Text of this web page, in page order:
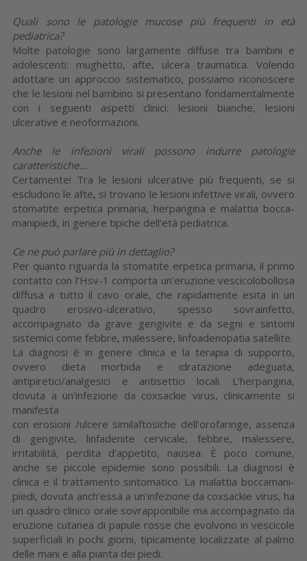
Quali sono le patologie mucose più frequenti in età
pediatrica?
Molte patologie sono largamente diffuse tra bambini e
adolescenti: mughetto, afte, ulcera traumatica. Volendo
adottare un approccio sistematico, possiamo riconoscere
che le lesioni nel bambino si presentano fondamentalmente
con i seguenti aspetti clinici: lesioni bianche, lesioni
ulcerative e neoformazioni.
Anche le infezioni virali possono indurre patologie
caratteristiche…
Certamente! Tra le lesioni ulcerative più frequenti, se si
escludono le afte, si trovano le lesioni infettive virali, ovvero
stomatite erpetica primaria, herpangina e malattia bocca-
manipiedi, in genere tipiche dell’età pediatrica.
Ce ne può parlare più in dettaglio?
Per quanto riguarda la stomatite erpetica primaria, il primo
contatto con l’Hsv-1 comporta un’eruzione vescicolobollosa
diffusa a tutto il cavo orale, che rapidamente esita in un
quadro erosivo-ulcerativo, spesso sovrainfetto,
accompagnato da grave gengivite e da segni e sintomi
sistemici come febbre, malessere, linfoadenopatia satellite.
La diagnosi è in genere clinica e la terapia di supporto,
ovvero dieta morbida e idratazione adeguata,
antipiretici/analgesici e antisettici locali. L’herpangina,
dovuta a un’infezione da coxsackie virus, clinicamente si
manifesta
con erosioni /ulcere similaftosiche dell’orofaringe, assenza
di gengivite, linfadenite cervicale, febbre, malessere,
irritabilità, perdita d’appetito, nausea. È poco comune,
anche se piccole epidemie sono possibili. La diagnosi è
clinica e il trattamento sintomatico. La malattia boccamani-
piedi, dovuta anch’essa a un’infezione da coxsackie virus, ha
un quadro clinico orale sovrapponibile ma accompagnato da
eruzione cutanea di papule rosse che evolvono in vescicole
superficiali in pochi giorni, tipicamente localizzate al palmo
delle mani e alla pianta dei piedi.